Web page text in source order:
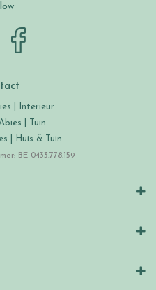
| Interieur
| Tuin
| Huis & Tuin
BE 0433.778.159